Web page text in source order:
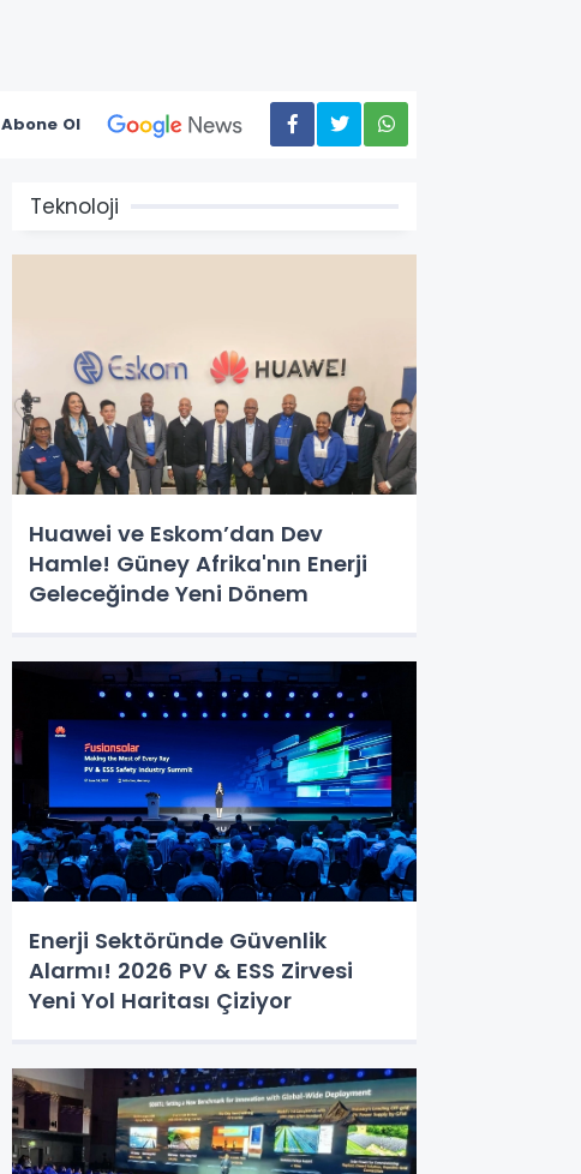
Abone Ol
Teknoloji
Huawei ve Eskom’dan Dev
Hamle! Güney Afrika'nın Enerji
Geleceğinde Yeni Dönem
Enerji Sektöründe Güvenlik
Alarmı! 2026 PV & ESS Zirvesi
Yeni Yol Haritası Çiziyor